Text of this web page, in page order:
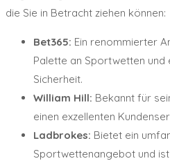
die Sie in Betracht ziehen können:
Bet365: Ein renommierter
Palette an Sportwetten und
Sicherheit.
William Hill: Bekannt für
einen exzellenten
Ladbrokes: Bietet ein
Sportwettenangebot und